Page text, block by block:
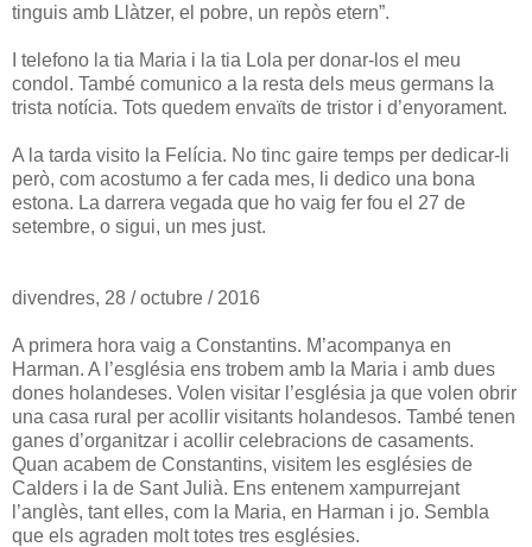
tinguis amb Llàtzer, el pobre, un repòs etern”.
I telefono la tia Maria i la tia Lola per donar-los el meu
condol. També comunico a la resta dels meus germans la
trista notícia. Tots quedem envaïts de tristor i d’enyorament.
A la tarda visito la Felícia. No tinc gaire temps per dedicar-li
però, com acostumo a fer cada mes, li dedico una bona
estona. La darrera vegada que ho vaig fer fou el 27 de
setembre, o sigui, un mes just.
divendres, 28 / octubre / 2016
A primera hora vaig a Constantins. M’acompanya en
Harman. A l’església ens trobem amb la Maria i amb dues
dones holandeses. Volen visitar l’església ja que volen obrir
una casa rural per acollir visitants holandesos. També tenen
ganes d’organitzar i acollir celebracions de casaments.
Quan acabem de Constantins, visitem les esglésies de
Calders i la de Sant Julià. Ens entenem xampurrejant
l’anglès, tant elles, com la Maria, en Harman i jo. Sembla
que els agraden molt totes tres esglésies.